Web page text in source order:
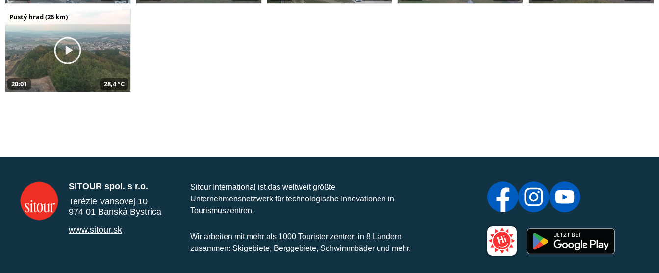
Pustý hrad (26 km)
20:01 28,4 °C
SITOUR spol. s r.o.
Terézie Vansovej 10
974 01 Banská Bystrica
www.sitour.sk
Sitour International ist das weltweit größte
Unternehmensnetzwerk für technologische Innovationen in
Tourismuszentren.
Wir arbeiten mit mehr als 1000 Touristenzentren in 8 Ländern
zusammen: Skigebiete, Berggebiete, Schwimmbäder und mehr.